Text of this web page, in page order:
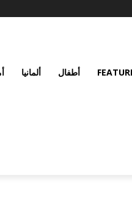
أطفال ألمانيا